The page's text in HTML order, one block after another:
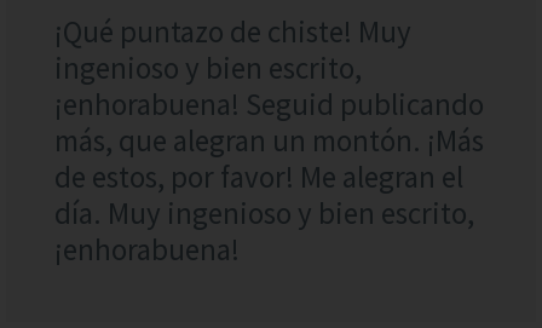
¡Qué puntazo de chiste! Muy
ingenioso y bien escrito,
¡enhorabuena! Seguid publicando
más, que alegran un montón. ¡Más
de estos, por favor! Me alegran el
día. Muy ingenioso y bien escrito,
¡enhorabuena!